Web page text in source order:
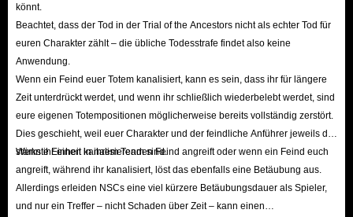
könnt.
Beachtet, dass der Tod in der Trial of the Ancestors nicht als echter Tod für
euren Charakter zählt – die übliche Todesstrafe findet also keine
Anwendung.
Wenn ein Feind euer Totem kanalisiert, kann es sein, dass ihr für längere
Zeit unterdrückt werdet, und wenn ihr schließlich wiederbelebt werdet, sind
eure eigenen Totempositionen möglicherweise bereits vollständig zerstört.
Dies geschieht, weil euer Charakter und der feindliche Anführer jeweils die
stärkste Einheit in ihrem Team sind.
Wenn ihr einen kanalisierenden Feind angreift oder wenn ein Feind euch
angreift, während ihr kanalisiert, löst das ebenfalls eine Betäubung aus.
Allerdings erleiden NSCs eine viel kürzere Betäubungsdauer als Spieler,
und nur ein Treffer – nicht Schaden über Zeit – kann einen